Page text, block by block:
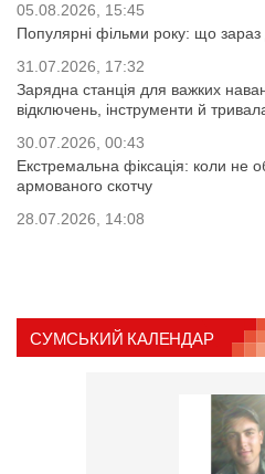
05.08.2026, 15:45
Популярні фільми року: що зараз
31.07.2026, 17:32
Зарядна станція для важких
відключень, інструменти й
30.07.2026, 00:43
Екстремальна фіксація: коли не
армованого скотчу
28.07.2026, 14:08
СУМСЬКИЙ КАЛЕНДАР